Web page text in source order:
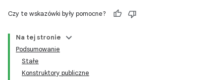
Czy te wskazówki były pomocne?
Na tej stronie
Podsumowanie
Stałe
Konstruktory publiczne